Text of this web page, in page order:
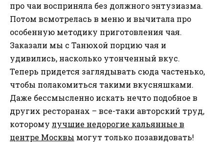
про чаи восприняла без должного энтузиазма.
Потом всмотрелась в меню и вычитала про
особенную методику приготовления чая.
Заказали мы с Танюхой порцию чая и
удивились, насколько утонченный вкус.
Теперь придется заглядывать сюда частенько,
чтобы полакомиться такими вкусняшками.
Даже бессмысленно искать нечто подобное в
других ресторанах – все-таки авторский труд,
которому лучшие недорогие кальянные в
центре Москвы могут только позавидовать!